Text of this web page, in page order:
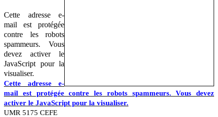
Cette adresse e-
mail est protégée
contre les robots
spammeurs. Vous
devez activer le
JavaScript pour la
visualiser.
Cette adresse e-
mail est protégée contre les robots spammeurs. Vous devez
activer le JavaScript pour la visualiser.
UMR 5175 CEFE